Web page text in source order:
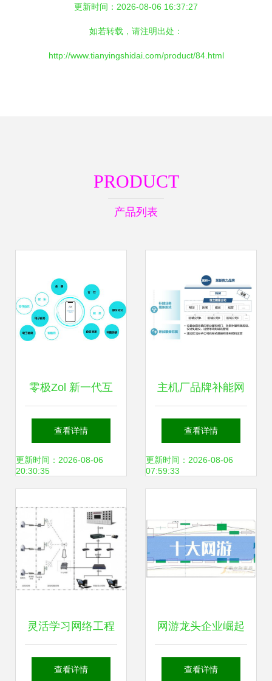
更新时间：2026-08-06 16:37:27
如若转载，请注明出处：
http://www.tianyingshidai.com/product/84.html
PRODUCT
产品列表
零极Zol 新一代互
联网技术来临，你
准备好了吗？
查看详情
更新时间：2026-08-06
20:30:35
主机厂品牌补能网
络发展白皮书 运筹
谋划，乘势而上
路径与部署策略
查看详情
更新时间：2026-08-06
07:59:33
灵活学习网络工程
技能 上海黄浦培训
查看详情
网游龙头企业崛起
十大网游概念股与
查看详情